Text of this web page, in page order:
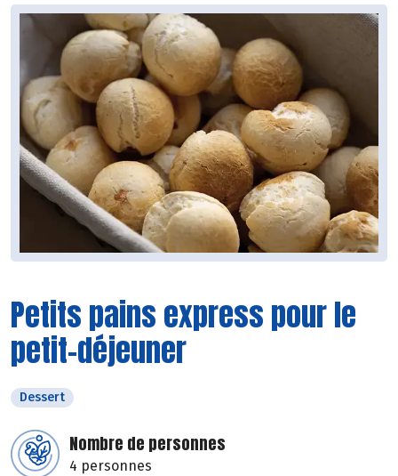
Petits pains express pour le
petit-déjeuner
Dessert
Nombre de personnes
4 personnes